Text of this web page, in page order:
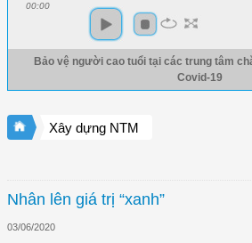
00:00
Bảo vệ người cao tuổi tại các trung tâm
Covid-19
Xây dựng NTM
Nhân lên giá trị “xanh”
03/06/2020